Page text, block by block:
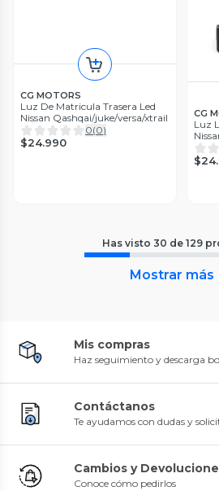
CG MOTORS
Luz De Matricula Trasera Led
Nissan Qashqai/juke/versa/xtrail
0(0)
$24.990
CG
Luz
Has visto 30 de 129
Mostrar más
Mis compras
Haz seguimiento y descarga
Contáctanos
Te ayudamos con dudas y
Cambios y
Conoce cómo pedirlos